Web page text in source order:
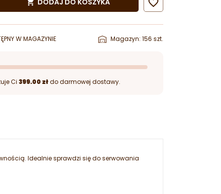
 DODAJ DO KOSZYKA 
W MAGAZYNIE Magazyn: 156 szt.
Ci 399.00 złdo darmowej dostawy.
Idealnie sprawdzi się do serwowania